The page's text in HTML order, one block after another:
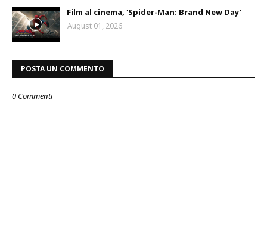
Film al cinema, 'Spider-Man: Brand New Day'
August 01, 2026
POSTA UN COMMENTO
0 Commenti